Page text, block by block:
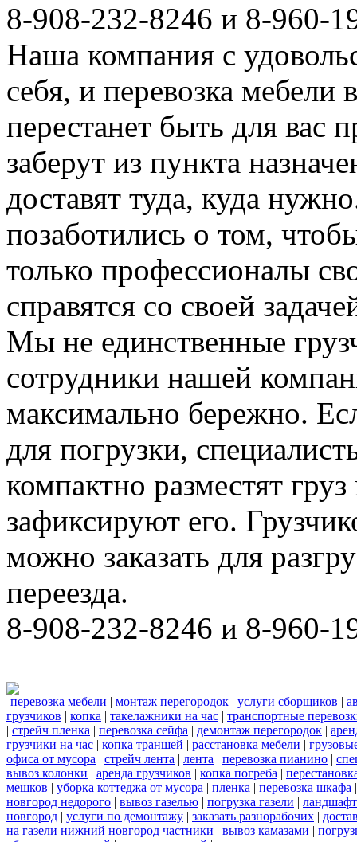
8-908-232-8246 и 8-960-
Наша компания с
себя, и перевозка
перестанет быть для вас
заберут из пункта
доставят туда, куда
позаботились о том,
только профессионалы
справятся со своей
Мы не единственные
сотрудники нашей
максимально бережно.
для погрузки,
компактно разместят
зафиксируют его.
можно заказать для
переезда.
8-908-232-8246 и 8-960-
перевозка мебели | монтаж перегородок | услуги сборщиков |
грузчиков | копка | такелажники на час | транспортные
| стрейч пленка | перевозка сейфа | демонтаж перегородок |
грузчики на час | копка траншей | расстановка мебели |
офиса от мусора | стрейч лента | лента | перевозка пианино |
вывоз колонки | аренда грузчиков | копка погреба |
мешков | уборка коттеджа от мусора | пленка | перевозка шкафа
новгород недорого | вывоз газелью | погрузка газели |
новгород | услуги по демонтажу | заказать разнорабочих |
на газели нижний новгород частники | вывоз камазами |